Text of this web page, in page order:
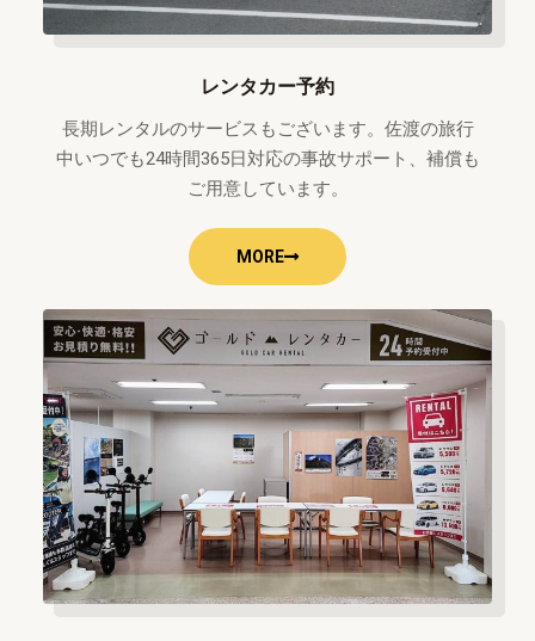
レンタカー予約
長期レンタルのサービスもございます。佐渡の旅行
中いつでも24時間365日対応の事故サポート、補償も
ご用意しています。
MORE